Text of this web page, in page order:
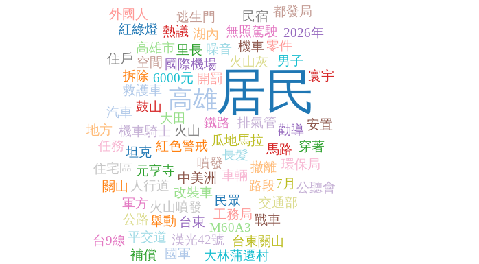
居民
高雄
紅色警戒
撤離
元亨寺
改裝車
鼓山
開罰
國際機場
排氣管
中美洲
噴發
鐵路
車輛
火山
火山噴發
瓜地馬拉
火山灰
6000元
噪音
民眾
救護車
拆除
路段
里長
高雄市
馬路
工務局
勸導
機車騎士
機車
空間
無照駕駛
環保局
住戶
人行道
7月
交通部
男子
長髮
坦克
汽車
舉動
湖內
穿著
M60A3
熱議
零件
台東
漢光42號
戰車
逃生門
軍方
任務
民宿
住宅區
台東關山
公路
大林蒲遷村
平交道
紅綠燈
國軍
關山
地方
補償
大田
寰宇
外國人
2026年
公聽會
安置
都發局
台9線